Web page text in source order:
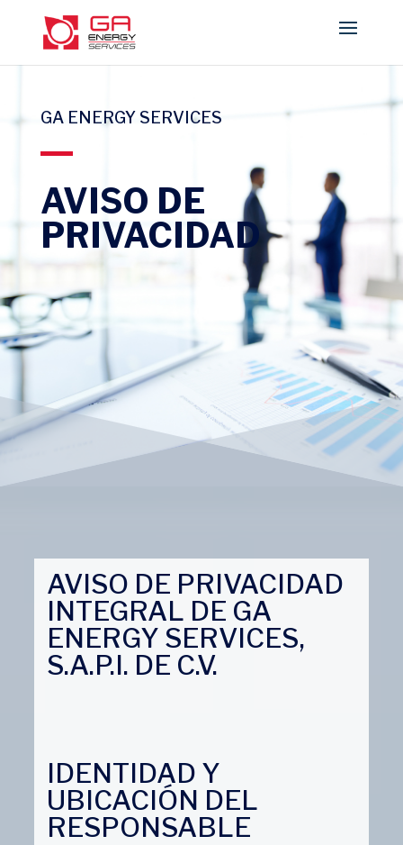
GA ENERGY SERVICES
AVISO DE
PRIVACIDAD
AVISO DE PRIVACIDAD
INTEGRAL DE GA
ENERGY SERVICES,
S.A.P.I. DE C.V.
IDENTIDAD Y
UBICACIÓN DEL
RESPONSABLE